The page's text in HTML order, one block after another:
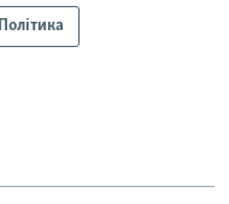
Політика